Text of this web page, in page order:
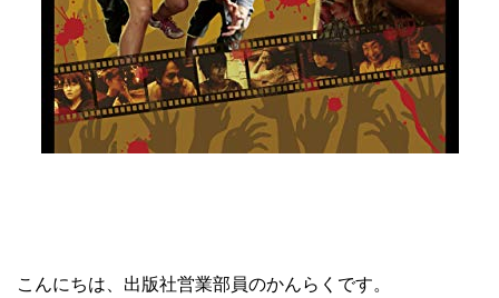
こんにちは、出版社営業部員のかんらくです。